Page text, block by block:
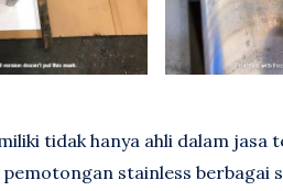
tidak hanya ahli dalam jasa
stainless berbagai